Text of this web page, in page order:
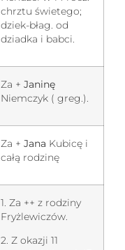
chrztu świetego;
dziek-błag. od
dziadka i babci.
Za + Janinę
Niemczyk ( greg.).
Za + Jana Kubicę i
całą rodzinę
1. Za ++ z rodziny
Fryżlewiczów.
2. Z okazji 11